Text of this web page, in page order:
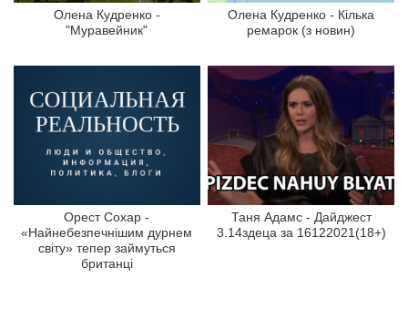
Олена Кудренко -
"Муравейник"
Олена Кудренко - Кілька
ремарок (з новин)
Орест Сохар -
«Найнебезпечнішим дурнем
світу» тепер займуться
британці
Таня Адамс - Дайджест
3.14здеца за 16122021(18+)